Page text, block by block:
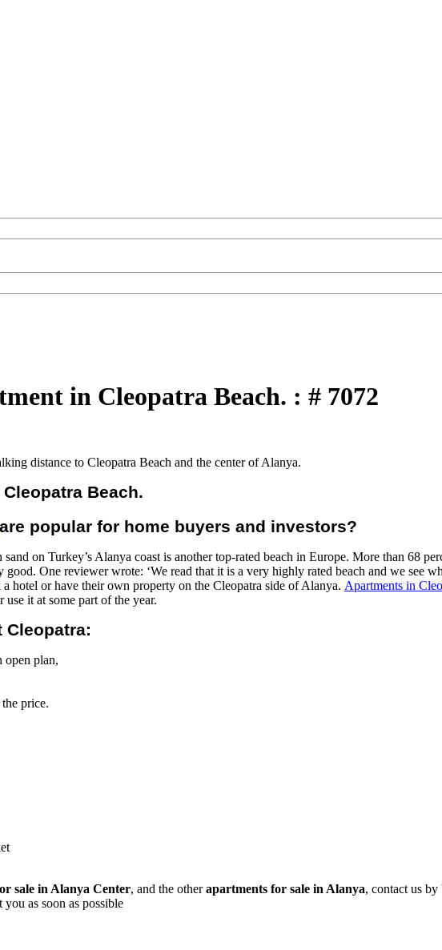
in Cleopatra Beach. : # 7072
distance to Cleopatra Beach and the center of Alanya.
Beach.
are popular for home buyers and investors?
on Turkey’s Alanya coast is another top-rated beach in Europe. More than 68
good. One reviewer wrote: ‘We read that it is a very highly rated beach and we see
hotel or have their own property on the Cleopatra side of Alanya. Apartments in
it at some part of the year.
Cleopatra:
open plan,
price.
sale in Alanya Center, and the otherapartments for sale in Alanya, contact us
as soon as possible